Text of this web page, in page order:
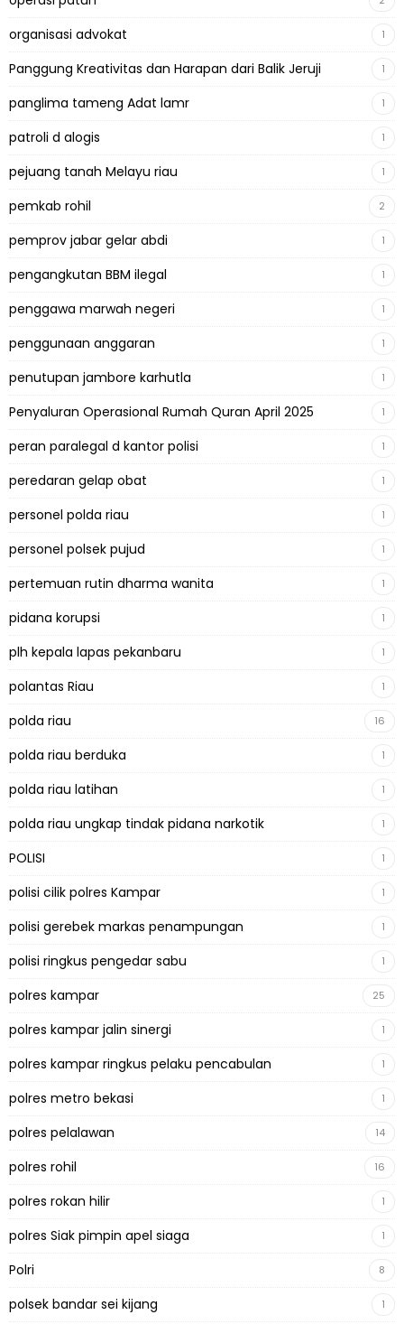
organisasi advokat 1
Panggung Kreativitas dan Harapan dari Balik Jeruji 1
panglima tameng Adat lamr 1
patroli d alogis 1
pejuang tanah Melayu riau 1
pemkab rohil 2
pemprov jabar gelar abdi 1
pengangkutan BBM ilegal 1
penggawa marwah negeri 1
penggunaan anggaran 1
penutupan jambore karhutla 1
Penyaluran Operasional Rumah Quran April 2025 1
peran paralegal d kantor polisi 1
peredaran gelap obat 1
personel polda riau 1
personel polsek pujud 1
pertemuan rutin dharma wanita 1
pidana korupsi 1
plh kepala lapas pekanbaru 1
polantas Riau 1
polda riau 16
polda riau berduka 1
polda riau latihan 1
polda riau ungkap tindak pidana narkotik 1
POLISI 1
polisi cilik polres Kampar 1
polisi gerebek markas penampungan 1
polisi ringkus pengedar sabu 1
polres kampar 25
polres kampar jalin sinergi 1
polres kampar ringkus pelaku pencabulan 1
polres metro bekasi 1
polres pelalawan 14
polres rohil 16
polres rokan hilir 1
polres Siak pimpin apel siaga 1
Polri 8
polsek bandar sei kijang 1